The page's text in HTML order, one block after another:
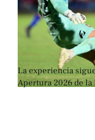
La experiencia
Apertura 2026 de